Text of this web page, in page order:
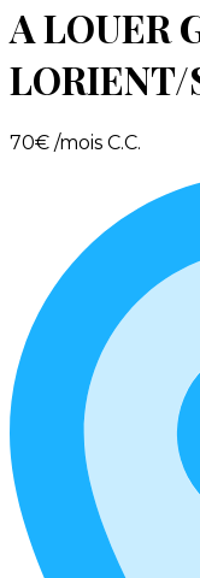
A LOUER
LORIENT/
70€ /mois C.C.